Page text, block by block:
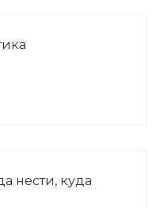
нести, куда